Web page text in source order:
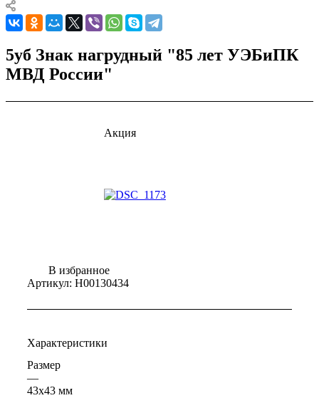
5уб Знак нагрудный "85 лет УЭБиПК
МВД России"
Акция
В избранное
Артикул: Н00130434
Характеристики
Размер
—
43х43 мм